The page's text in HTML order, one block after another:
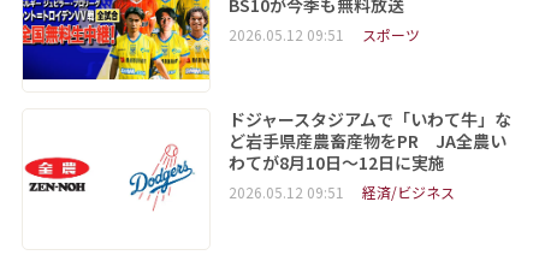
BS10が今季も無料放送
2026.05.12 09:51 スポーツ
ドジャースタジアムで「いわて牛」な
ど岩手県産農畜産物をPR JA全農い
わてが8月10日～12日に実施
2026.05.12 09:51 経済/ビジネス